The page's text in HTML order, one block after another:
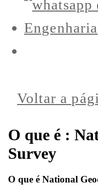
Voltar a
O que é :
Survey
O que é National